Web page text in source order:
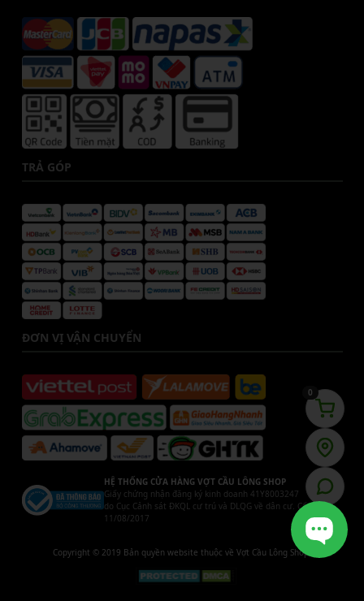
TRẢ GÓP
ĐƠN VỊ VẬN CHUYỂN
HỆ THỐNG CỬA HÀNG VỢT CẦU LÔNG SHOP
Giấy chứng nhận đăng ký kinh doanh 41Y8003247
do Cục Cảnh sát ĐKQL cư trú và DLQG về dân cư. Cấp ngày
11/08/2017
Copyright © 2019 Bản quyền website thuộc về Vợt Cầu Lông Shop.
0